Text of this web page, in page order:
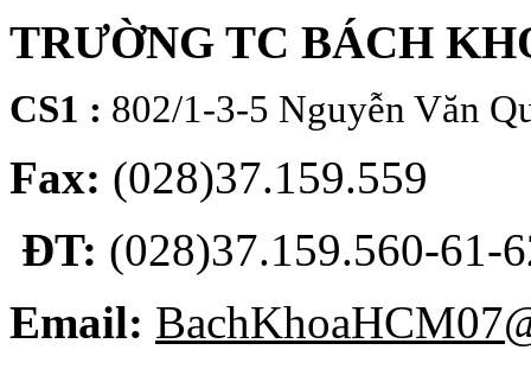
TRƯỜNG TC BÁCH
CS1 : 802/1-3-5 Nguyễn Văn
Fax: (028)37.159.559
ĐT: (028)37.159.560-61-
Email: